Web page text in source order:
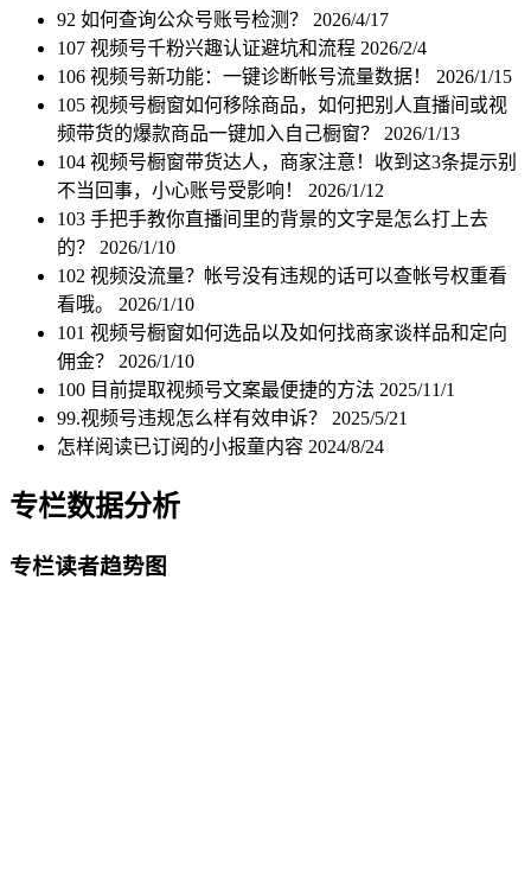
92 如何查询公众号账号检测？ 2026/4/17
107 视频号千粉兴趣认证避坑和流程 2026/2/4
106 视频号新功能：一键诊断帐号流量数据！ 2026/1/15
105 视频号橱窗如何移除商品，如何把别人直播间或视
频带货的爆款商品一键加入自己橱窗？ 2026/1/13
104 视频号橱窗带货达人，商家注意！收到这3条提示别
不当回事，小心账号受影响！ 2026/1/12
103 手把手教你直播间里的背景的文字是怎么打上去
的？ 2026/1/10
102 视频没流量？帐号没有违规的话可以查帐号权重看
看哦。 2026/1/10
101 视频号橱窗如何选品以及如何找商家谈样品和定向
佣金？ 2026/1/10
100 目前提取视频号文案最便捷的方法 2025/11/1
99.视频号违规怎么样有效申诉？ 2025/5/21
怎样阅读已订阅的小报童内容 2024/8/24
专栏数据分析
专栏读者趋势图